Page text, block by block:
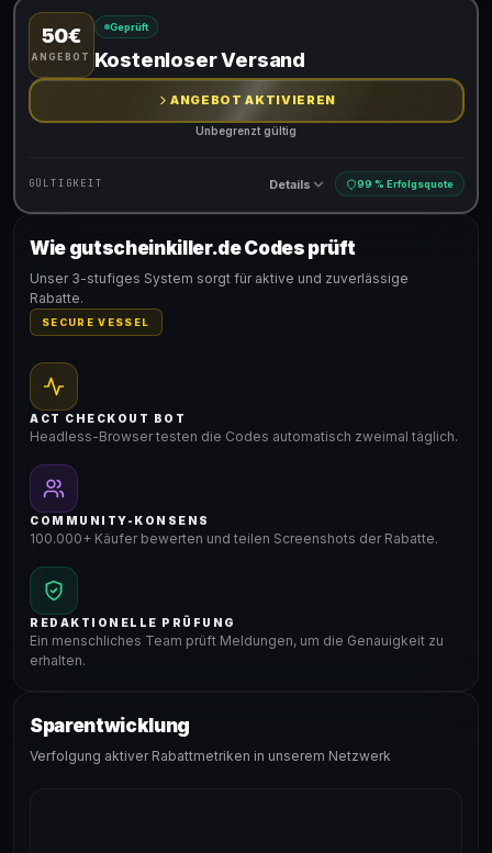
Gültig für teilnehmende Produkte
50€
ANGEBOT
Geprüft
Kostenloser Versand
ANGEBOT AKTIVIEREN
Unbegrenzt gültig
GÜLTIGKEIT Details 99 % Erfolgsquote
Gültig für teilnehmende Produkte
Wie gutscheinkiller.de Codes prüft
Unser 3-stufiges System sorgt für aktive und zuverlässige
Rabatte.
SECURE VESSEL
ACT CHECKOUT BOT
Headless-Browser testen die Codes automatisch zweimal täglich.
COMMUNITY-KONSENS
100.000+ Käufer bewerten und teilen Screenshots der Rabatte.
REDAKTIONELLE PRÜFUNG
Ein menschliches Team prüft Meldungen, um die Genauigkeit zu
erhalten.
Sparentwicklung
Verfolgung aktiver Rabattmetriken in unserem Netzwerk